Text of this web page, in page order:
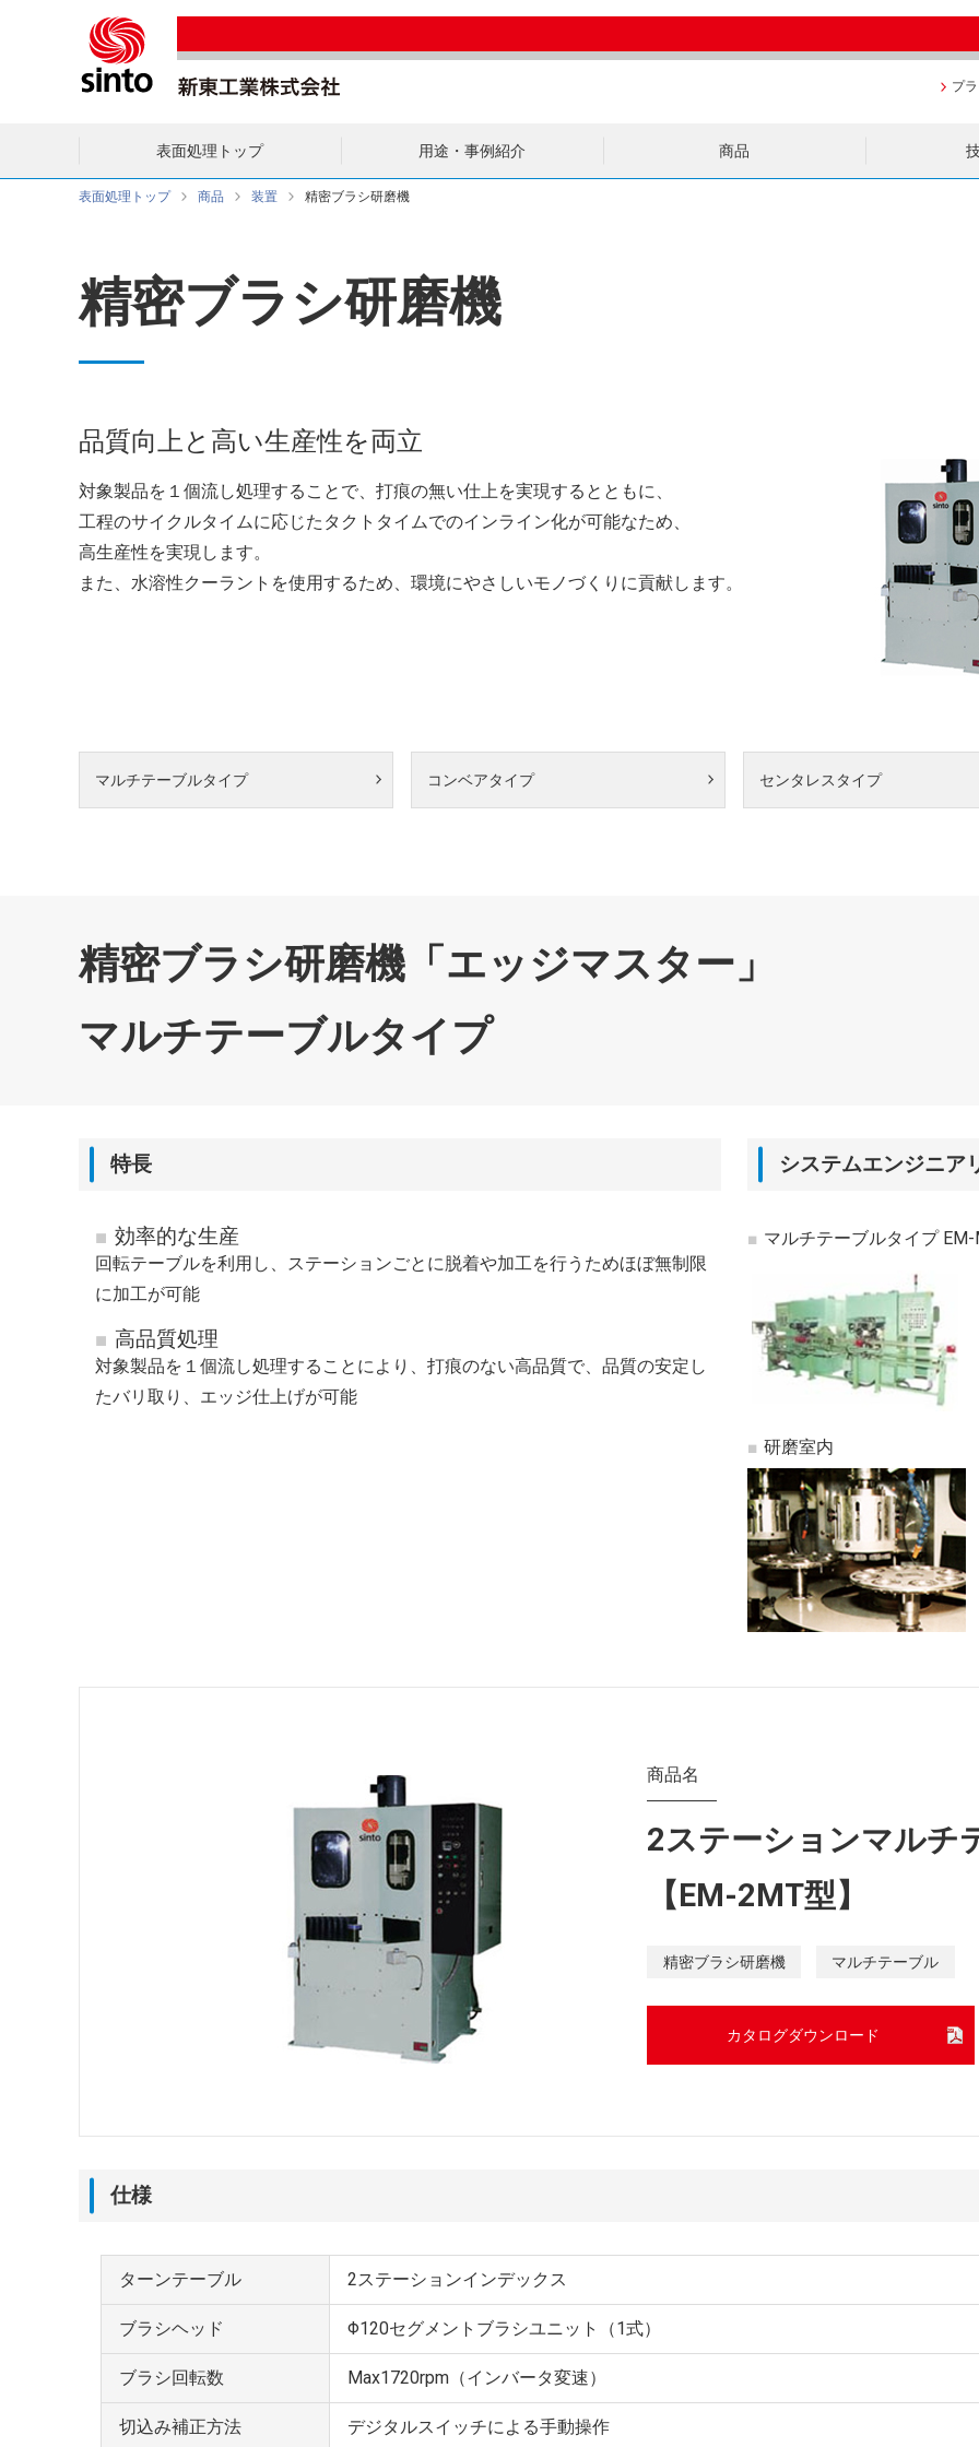
プ
表面処理トップ 用途・事例紹介 商品
表面処理トップ 商品 装置 精密ブラシ研磨機
精密ブラシ研磨機
品質向上と高い生産性を両立
対象製品を１個流し処理することで、打痕の無い仕上を実現するとともに、
工程のサイクルタイムに応じたタクトタイムでのインライン化が可能なため、
高生産性を実現します。
また、水溶性クーラントを使用するため、環境にやさしいモノづくりに貢献します。
マルチテーブルタイプ コンベアタイプ センタレスタイプ
精密ブラシ研磨機「エッジマスター」
マルチテーブルタイプ
特長
効率的な生産
回転テーブルを利用し、ステーションごとに脱着や加工を行うためほぼ無制限
に加工が可能
高品質処理
対象製品を１個流し処理することにより、打痕のない高品質で、品質の安定し
たバリ取り、エッジ仕上げが可能
システムエンジニア
マルチテーブルタイプ EM-
研磨室内
商品名
2ステーションマルチ
【EM-2MT型】
精密ブラシ研磨機 マルチテーブル
カタログダウンロード
仕様
ターンテーブル 2ステーションインデックス
ブラシヘッド Φ120セグメントブラシユニット（1式）
ブラシ回転数 Max1720rpm（インバータ変速）
切込み補正方法 デジタルスイッチによる手動操作